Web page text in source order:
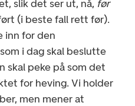
slik det ser ut, nå, før
(i beste fall rett før).
inn for den
i dag skal beslutte
skal peke på som det
for heving. Vi holder
men mener at